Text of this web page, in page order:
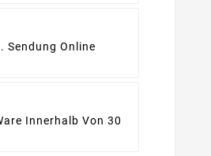
Sendung Online
Innerhalb Von 30